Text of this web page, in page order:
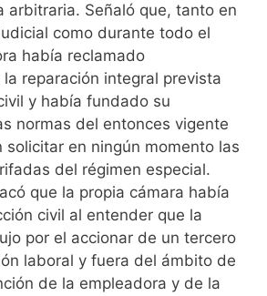
arbitraria. Señaló que, tanto en
como durante todo el
había reclamado
reparación integral prevista
y había fundado su
normas del entonces vigente
solicitar en ningún momento las
del régimen especial.
que la propia cámara había
civil al entender que la
por el accionar de un tercero
laboral y fuera del ámbito de
de la empleadora y de la